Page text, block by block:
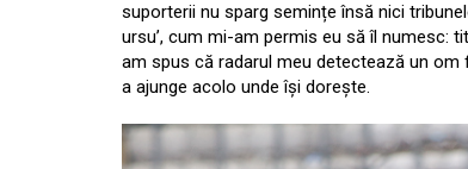
suporterii nu sparg semințe însă nici
ursu’, cum mi-am permis eu să îl numesc:
am spus că radarul meu detectează un
a ajunge acolo unde își dorește.